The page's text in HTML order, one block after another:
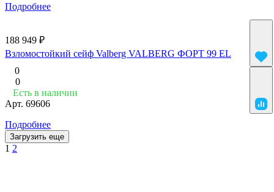
Подробнее
188 949 ₽
Взломостойкий сейф Valberg VALBERG ФОРТ 99 EL
0
0
Есть в наличии
Арт. 69606
Подробнее
Загрузить еще
1 2